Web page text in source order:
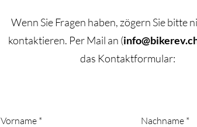
Wenn Sie Fragen haben, zögern Sie bitte
kontaktieren. ​Per Mail an (
das Kontaktformular:
Vorname Nachname